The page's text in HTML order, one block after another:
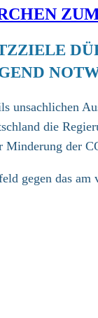
unsachlichen
die
der
gegen das